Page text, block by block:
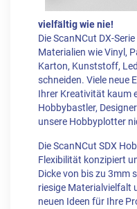
vielfältig wie nie!
Die ScanNCut DX-
Materialien wie Vinyl,
Karton, Kunststoff,
schneiden. Viele neue
Ihrer Kreativität kaum
Hobbybastler,
unsere Hobbyplotter
Die ScanNCut SDX
Flexibilität konzipiert
Dicke von bis zu 3mm
riesige Materialvielfalt
neuen Ideen für Ihre